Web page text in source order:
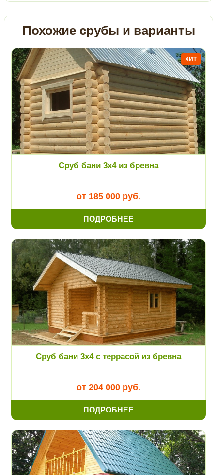
Похожие срубы и варианты
ХИТ
Сруб бани 3х4 из бревна
от 185 000 руб.
ПОДРОБНЕЕ
Сруб бани 3х4 с террасой из бревна
от 204 000 руб.
ПОДРОБНЕЕ